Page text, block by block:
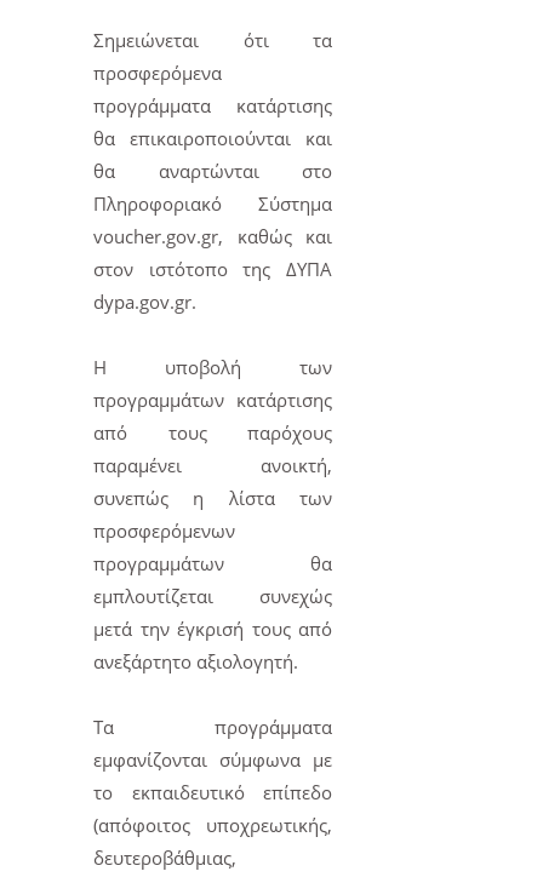
Σημειώνεται ότι τα
προσφερόμενα
προγράμματα κατάρτισης
θα επικαιροποιούνται και
θα αναρτώνται στο
Πληροφοριακό Σύστημα
voucher.gov.gr, καθώς και
στον ιστότοπο της ΔΥΠΑ
dypa.gov.gr.
H υποβολή των
προγραμμάτων κατάρτισης
από τους παρόχους
παραμένει ανοικτή,
συνεπώς η λίστα των
προσφερόμενων
προγραμμάτων θα
εμπλουτίζεται συνεχώς
μετά την έγκρισή τους από
ανεξάρτητο αξιολογητή.
Τα προγράμματα
εμφανίζονται σύμφωνα με
το εκπαιδευτικό επίπεδο
(απόφοιτος υποχρεωτικής,
δευτεροβάθμιας,